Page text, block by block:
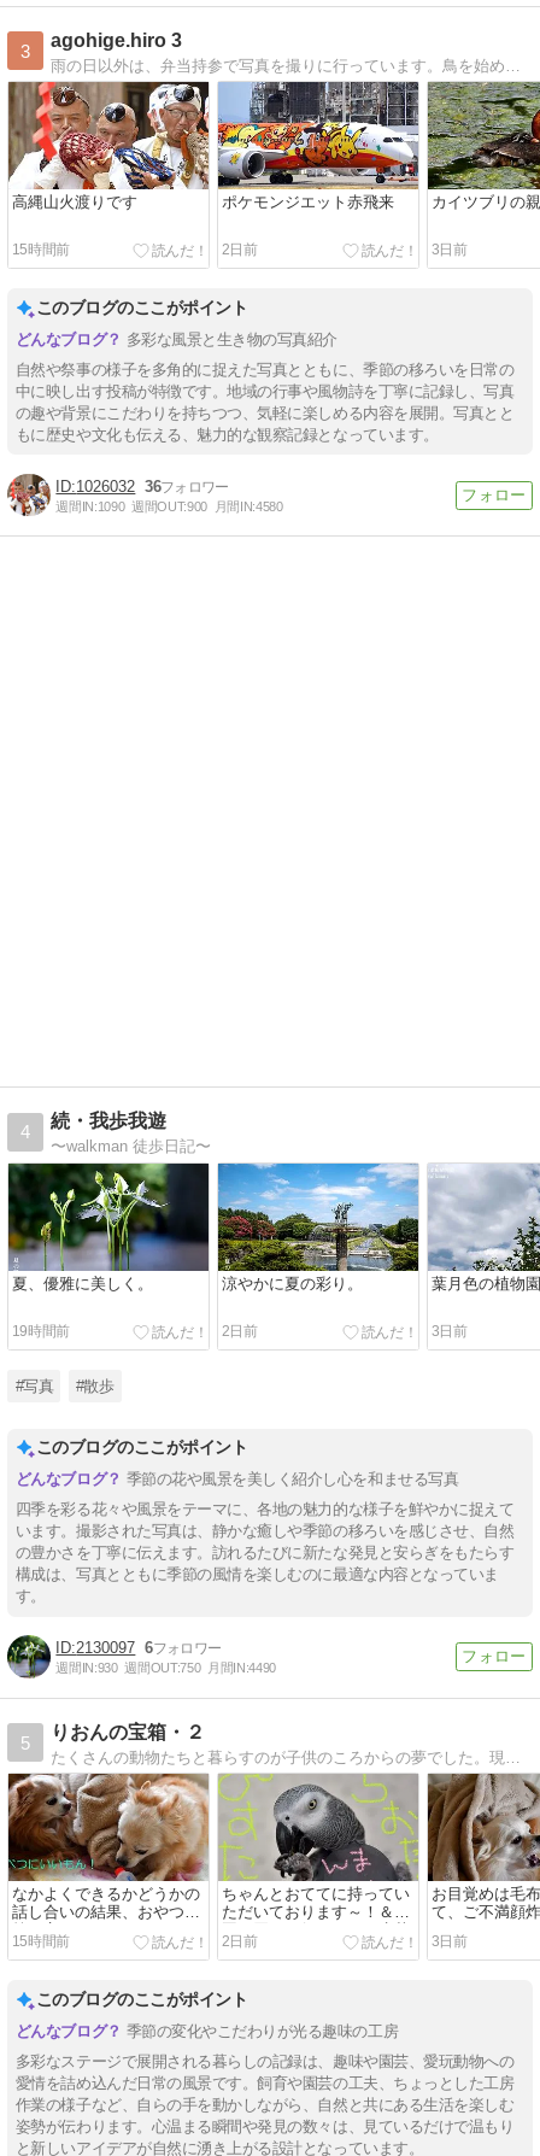
3
agohige.hiro 3
高縄山火渡りです
15時間前
ポケモンジエット赤飛来
2日前
カイツブリの
3日前
このブログのここがポイント
多彩な風景と生き物の写真紹介
自然や祭事の様子を多角的に捉えた写真とともに、季節の移ろいを日常の
中に映し出す投稿が特徴です。地域の行事や風物詩を丁寧に記録し、写真
の趣や背景にこだわりを持ちつつ、気軽に楽しめる内容を展開。写真とと
もに歴史や文化も伝える、魅力的な観察記録となっています。
1026032 36
週間IN:1090 週間OUT:900 月間IN:4580
4
続・我歩我遊
〜walkman 徒歩日記〜
夏、優雅に美しく。
19時間前
涼やかに夏の彩り。
2日前
葉月色の植物
3日前
#写真 #散歩
このブログのここがポイント
季節の花や風景を美しく紹介し心を和ませる写真
四季を彩る花々や風景をテーマに、各地の魅力的な様子を鮮やかに捉えて
います。撮影された写真は、静かな癒しや季節の移ろいを感じさせ、自然
の豊かさを丁寧に伝えます。訪れるたびに新たな発見と安らぎをもたらす
構成は、写真とともに季節の風情を楽しむのに最適な内容となっていま
す。
2130097 6
週間IN:930 週間OUT:750 月間IN:4490
5
りおんの宝箱・２
なかよくできるかどうかの
話し合いの結果、おやつ次
第と言うことになったよう
です～！＆めずらしくお出
15時間前
ちゃんとおててに持ってい
ただいております～！＆枝
豆を買いに行ったら、生落
花生もゲットしちゃいまし
た！＆サボテン鬼面角開
花！！
2日前
お目覚めは毛
て、ご不満顔
ました～！！
さんの卵発見
3日前
このブログのここがポイント
季節の変化やこだわりが光る趣味の工房
多彩なステージで展開される暮らしの記録は、趣味や園芸、愛玩動物への
愛情を詰め込んだ日常の風景です。飼育や園芸の工夫、ちょっとした工房
作業の様子など、自らの手を動かしながら、自然と共にある生活を楽しむ
姿勢が伝わります。心温まる瞬間や発見の数々は、見ているだけで温もり
と新しいアイデアが自然に湧き上がる設計となっています。